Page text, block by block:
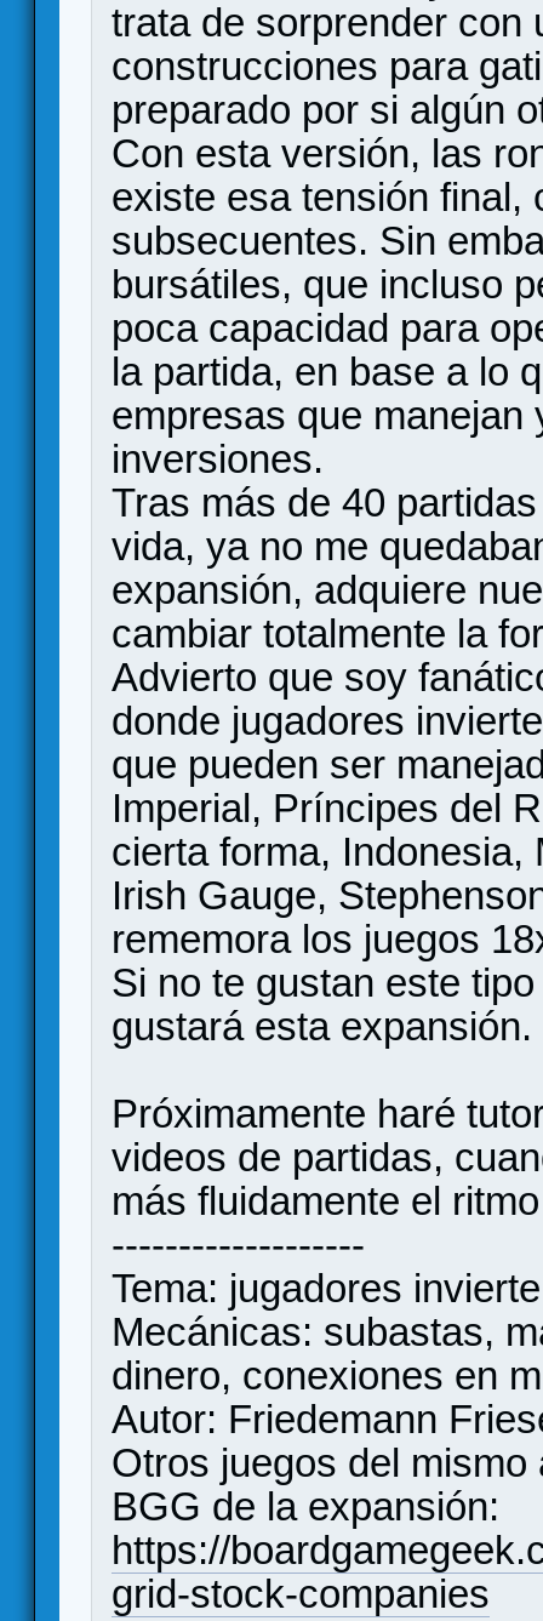
trata de sorprender con
construcciones para
preparado por si algún
Con esta versión, las
existe esa tensión final,
subsecuentes. Sin
bursátiles, que incluso
poca capacidad para
la partida, en base a lo
empresas que manejan
inversiones.
Tras más de 40
vida, ya no me
expansión, adquiere
cambiar totalmente la
Advierto que soy
donde jugadores
que pueden ser
Imperial, Príncipes del
cierta forma,
Irish Gauge,
rememora los juegos
Si no te gustan este
gustará esta expansión.
Próximamente haré
videos de partidas,
más fluidamente el
-------------------
Tema: jugadores
Mecánicas: subastas,
dinero, conexiones en
Autor: Friedemann
Otros juegos del mismo
BGG de la expansión:
https://
grid-stock-companies